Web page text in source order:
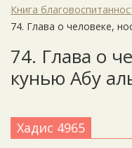
Книга
74. Глава о человеке,
74. Глава о
кунью Абу
Хадис 4965